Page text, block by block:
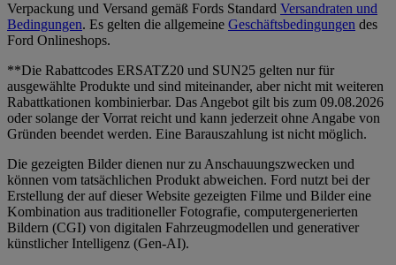
Verpackung und Versand gemäß Fords Standard Versandraten und
Bedingungen. Es gelten die allgemeine Geschäftsbedingungen des
Ford Onlineshops.
**Die Rabattcodes ERSATZ20 und SUN25 gelten nur für
ausgewählte Produkte und sind miteinander, aber nicht mit weiteren
Rabattkationen kombinierbar. Das Angebot gilt bis zum 09.08.2026
oder solange der Vorrat reicht und kann jederzeit ohne Angabe von
Gründen beendet werden. Eine Barauszahlung ist nicht möglich.
Die gezeigten Bilder dienen nur zu Anschauungszwecken und
können vom tatsächlichen Produkt abweichen. Ford nutzt bei der
Erstellung der auf dieser Website gezeigten Filme und Bilder eine
Kombination aus traditioneller Fotografie, computergenerierten
Bildern (CGI) von digitalen Fahrzeugmodellen und generativer
künstlicher Intelligenz (Gen-AI).